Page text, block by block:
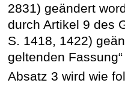
2831) geändert
durch Artikel 9 des
S. 1418, 1422)
geltenden
Absatz 3 wird wie